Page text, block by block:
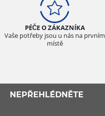
PÉČE O ZÁKAZNÍKA
Vaše potřeby jsou u nás na prvním
místě
NEPŘEHLÉDNĚTE